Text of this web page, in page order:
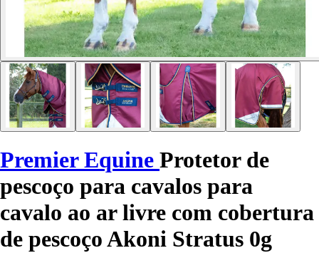
Premier Equine Protetor de
pescoço para cavalos para
cavalo ao ar livre com cobertura
de pescoço Akoni Stratus 0g